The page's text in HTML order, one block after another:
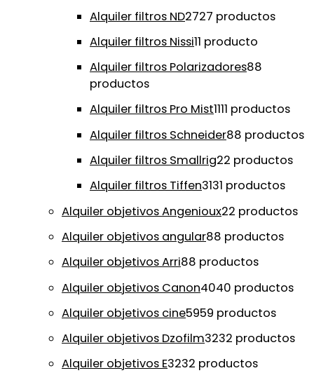
Alquiler filtros ND2727 productos
Alquiler filtros Nissi11 producto
Alquiler filtros Polarizadores88
productos
Alquiler filtros Pro Mist1111 productos
Alquiler filtros Schneider88 productos
Alquiler filtros Smallrig22 productos
Alquiler filtros Tiffen3131 productos
Alquiler objetivos Angenioux22 productos
Alquiler objetivos angular88 productos
Alquiler objetivos Arri88 productos
Alquiler objetivos Canon4040 productos
Alquiler objetivos cine5959 productos
Alquiler objetivos Dzofilm3232 productos
Alquiler objetivos E3232 productos